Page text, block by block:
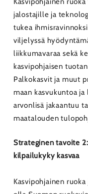
jalostajille ja
tukea
viljelyssä
liikkumavaraa sekä
kasvipohjaisen
Palkokasvit ja muut
maan kasvukuntoa
arvonlisä jakaantuu
maatalouden
Strateginen tavoite
kilpailukyky kasvaa
Kasvipohjainen